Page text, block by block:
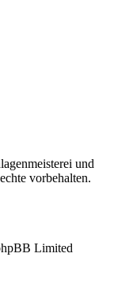
und
vorbehalten.
Limited